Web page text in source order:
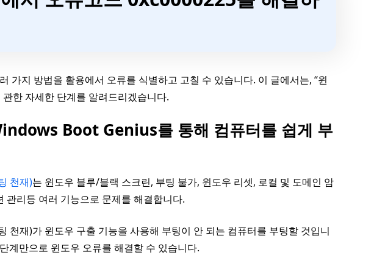
가지 방법을 활용에서 오류를 식별하고 고칠 수 있습니다. 이 글에서는, “윈
한 자세한 단계를 알려드리겠습니다.
Boot Genius를 통해 컴퓨터를 쉽게 부
천재)는 윈도우 블루/블랙 스크린, 부팅 불가, 윈도우 리셋, 로컬 및 도메인 암
관리등 여러 기능으로 문제를 해결합니다.
재)가 윈도우 구출 기능을 사용해 부팅이 안 되는 컴퓨터를 부팅할 것입니
만으로 윈도우 오류를 해결할 수 있습니다.